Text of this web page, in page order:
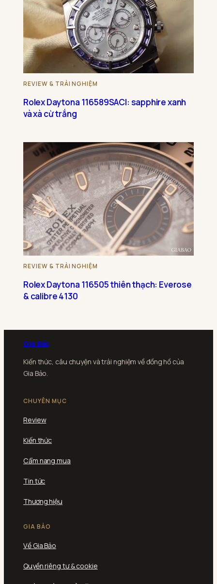
REVIEW & TRẢI NGHIỆM
Rolex Daytona 116589SACI: sapphire xanh
và xà cừ trắng
REVIEW & TRẢI NGHIỆM
Rolex Daytona 116505 thiên thạch: Everose
& calibre 4130
Gia Bảo
Kiến thức, câu chuyện và trải nghiệm về đồng hồ của
Gia Bảo.
CHUYÊN MỤC
Review
Kiến thức
Cẩm nang mua
Tin tức
Thương hiệu
GIA BẢO
Về Gia Bảo
Quyền riêng tư & cookie